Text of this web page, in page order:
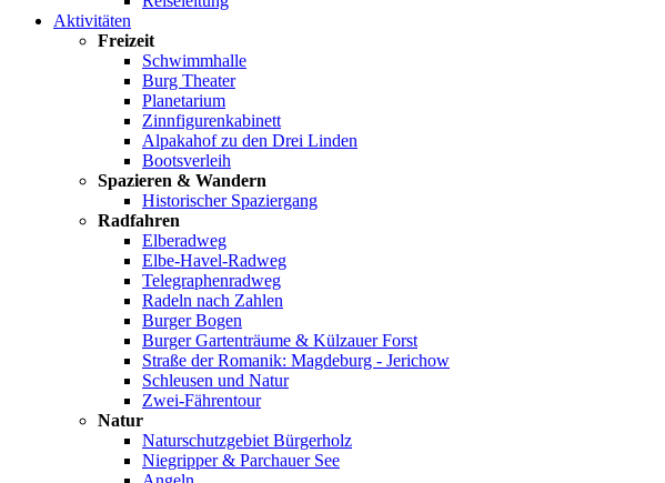
Aktivitäten
Freizeit
Schwimmhalle
Burg Theater
Planetarium
Zinnfigurenkabinett
Alpakahof zu den Drei Linden
Bootsverleih
Spazieren & Wandern
Historischer Spaziergang
Radfahren
Elberadweg
Elbe-Havel-Radweg
Telegraphenradweg
Radeln nach Zahlen
Burger Bogen
Burger Gartenträume & Külzauer Forst
Straße der Romanik: Magdeburg - Jerichow
Schleusen und Natur
Zwei-Fährentour
Natur
Naturschutzgebiet Bürgerholz
Niegripper & Parchauer See